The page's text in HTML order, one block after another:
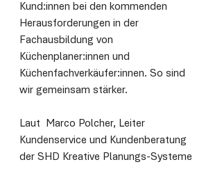
Kund:innen bei den kommenden
Herausforderungen in der
Fachausbildung von
Küchenplaner:innen und
Küchenfachverkäufer:innen. So sind
wir gemeinsam stärker.
Laut  Marco Polcher, Leiter
Kundenservice und Kundenberatung
der SHD Kreative Planungs-Systeme